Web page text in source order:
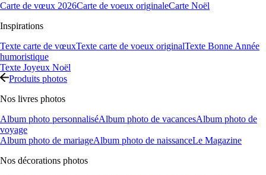
Carte de vœux 2026Carte de voeux originaleCarte Noël
Inspirations
Texte carte de vœuxTexte carte de voeux originalTexte Bonne Année
humoristique
Texte Joyeux Noël
Produits photos
Nos livres photos
Album photo personnaliséAlbum photo de vacancesAlbum photo de
voyage
Album photo de mariageAlbum photo de naissanceLe Magazine
Nos décorations photos